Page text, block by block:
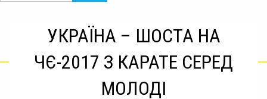
УКРАЇНА – ШОСТА НА
ЧЄ-2017 З КАРАТЕ СЕРЕД
МОЛОДІ